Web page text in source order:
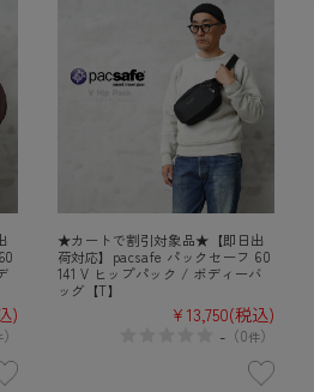
)
）
★カートで割引対象品★【即日出
荷対応】pacsafe パックセーフ 60
141 V ヒップパック / ボディーバ
ッグ【T】
¥13,750(税込)
- （0件）